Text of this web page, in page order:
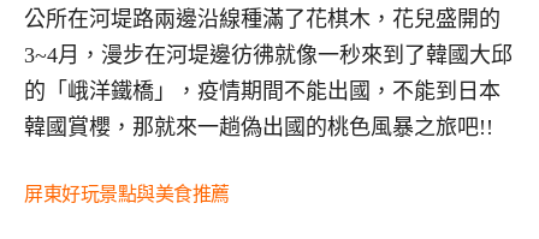
公所在河堤路兩邊沿線種滿了花棋木，花兒盛開的
3~4月，漫步在河堤邊彷彿就像一秒來到了韓國大邱
的「峨洋鐵橋」，疫情期間不能出國，不能到日本
韓國賞櫻，那就來一趟偽出國的桃色風暴之旅吧!!
屏東好玩景點與美食推薦